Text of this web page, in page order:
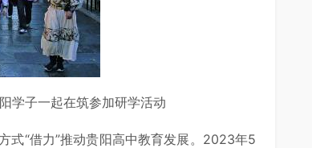
学子一起在筑参加研学活动
式“借力”推动贵阳高中教育发展。2023年5